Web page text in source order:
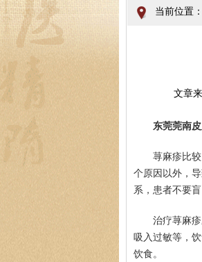
当前位置：
文章
东莞莞南
荨麻疹比
个原因以外，
系，患者不要
治疗荨麻
吸入过敏等，
饮食。